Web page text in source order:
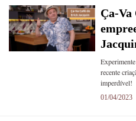
Ça-Va
recente
imperdível!
01/04/2023